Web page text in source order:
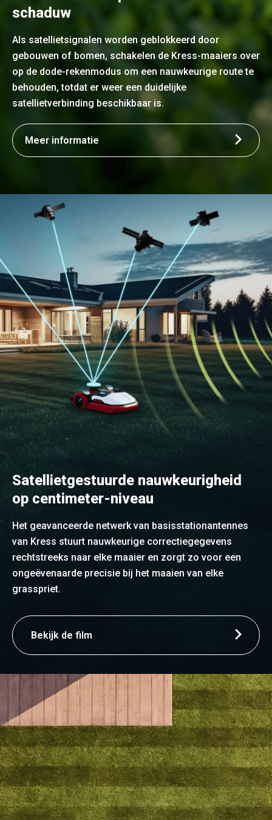
schaduw
Als satellietsignalen worden geblokkeerd door
gebouwen of bomen, schakelen de Kress-maaiers over
op de dode-rekenmodus om een nauwkeurige route te
behouden, totdat er weer een duidelijke
satellietverbinding beschikbaar is.
Meer informatie
Satellietgestuurde nauwkeurigheid
op centimeter-niveau
Het geavanceerde netwerk van basisstationantennes
van Kress stuurt nauwkeurige correctiegegevens
rechtstreeks naar elke maaier en zorgt zo voor een
ongeëvenaarde precisie bij het maaien van elke
grasspriet.
Bekijk de film